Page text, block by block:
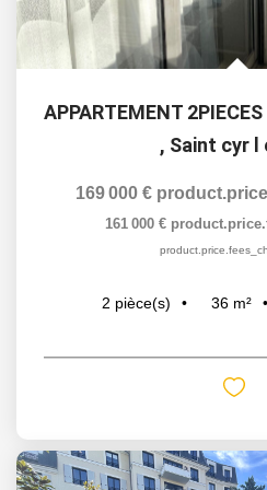
, Saint cyr l
169 000 €
161 000 €
2 pièce(s) 36 m²